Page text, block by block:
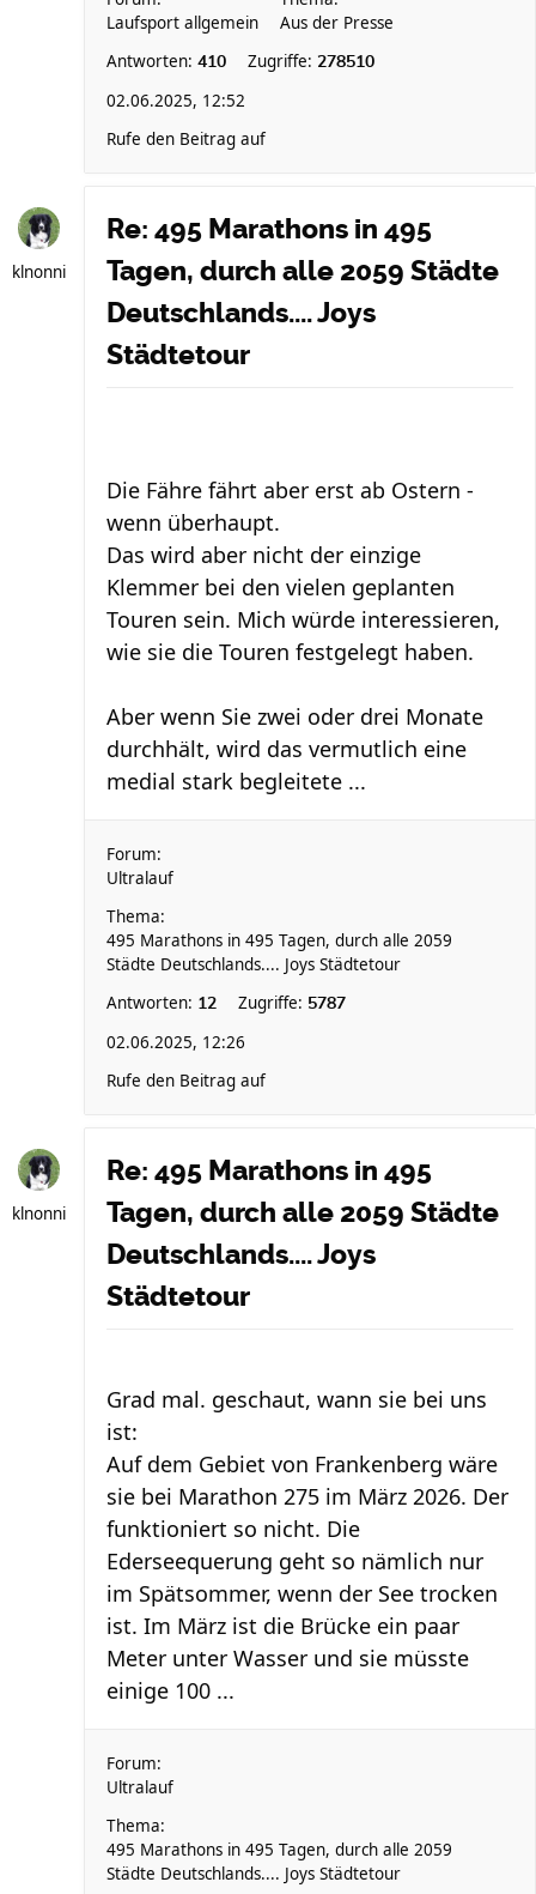
Laufsport allgemein
Aus der Presse
Antworten: 410 Zugriffe: 278510
02.06.2025, 12:52
Rufe den Beitrag auf
klnonni
Re: 495 Marathons in 495
Tagen, durch alle 2059 Städte
Deutschlands.... Joys
Städtetour
Die Fähre fährt aber erst ab Ostern -
wenn überhaupt.
Das wird aber nicht der einzige
Klemmer bei den vielen geplanten
Touren sein. Mich würde interessieren,
wie sie die Touren festgelegt haben.
Aber wenn Sie zwei oder drei Monate
durchhält, wird das vermutlich eine
medial stark begleitete ...
Forum:
Ultralauf
Thema:
495 Marathons in 495 Tagen, durch alle 2059
Städte Deutschlands.... Joys Städtetour
Antworten: 12 Zugriffe: 5787
02.06.2025, 12:26
Rufe den Beitrag auf
klnonni
Re: 495 Marathons in 495
Tagen, durch alle 2059 Städte
Deutschlands.... Joys
Städtetour
Grad mal. geschaut, wann sie bei uns
ist:
Auf dem Gebiet von Frankenberg wäre
sie bei Marathon 275 im März 2026. Der
funktioniert so nicht. Die
Ederseequerung geht so nämlich nur
im Spätsommer, wenn der See trocken
ist. Im März ist die Brücke ein paar
Meter unter Wasser und sie müsste
einige 100 ...
Forum:
Ultralauf
Thema:
495 Marathons in 495 Tagen, durch alle 2059
Städte Deutschlands.... Joys Städtetour